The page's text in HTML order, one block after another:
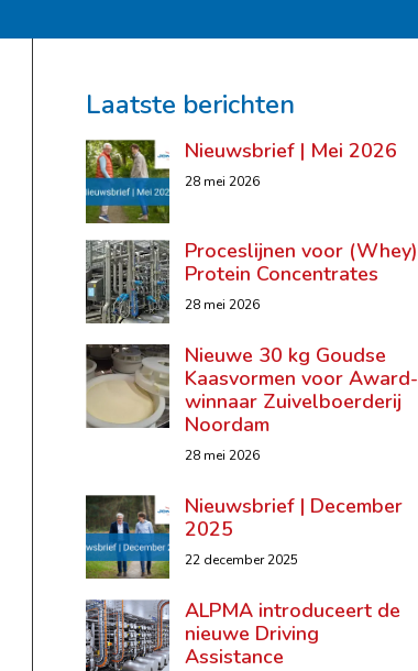
Laatste berichten
Nieuwsbrief | Mei 2026
28 mei 2026
Proceslijnen voor (Whey)
Protein Concentrates
28 mei 2026
Nieuwe 30 kg Goudse
Kaasvormen voor Award-
winnaar Zuivelboerderij
Noordam
28 mei 2026
Nieuwsbrief | December
2025
22 december 2025
ALPMA introduceert de
nieuwe Driving
Assistance